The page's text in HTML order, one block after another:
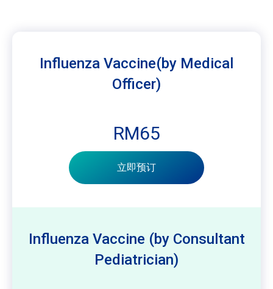
Influenza Vaccine(by Medical
Officer)
RM65
立即预订
Influenza Vaccine (by Consultant
Pediatrician)